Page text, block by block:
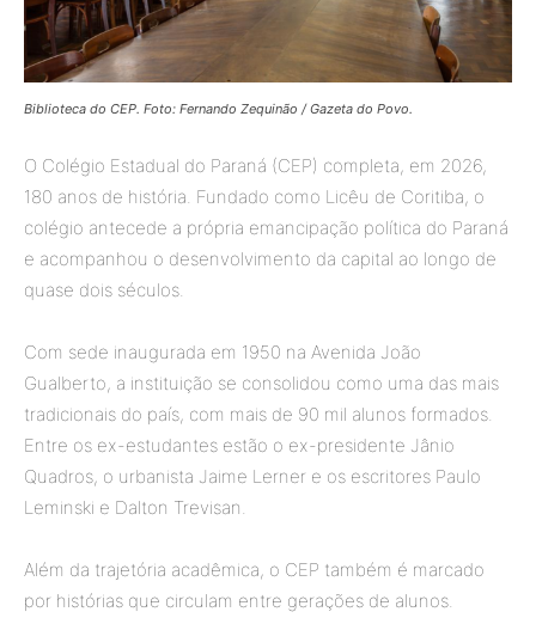
Biblioteca do CEP. Foto: Fernando Zequinão / Gazeta do Povo.
O Colégio Estadual do Paraná (CEP) completa, em 2026,
180 anos de história. Fundado como Licêu de Coritiba, o
colégio antecede a própria emancipação política do Paraná
e acompanhou o desenvolvimento da capital ao longo de
quase dois séculos.
Com sede inaugurada em 1950 na Avenida João
Gualberto, a instituição se consolidou como uma das mais
tradicionais do país, com mais de 90 mil alunos formados.
Entre os ex-estudantes estão o ex-presidente Jânio
Quadros, o urbanista Jaime Lerner e os escritores Paulo
Leminski e Dalton Trevisan.
Além da trajetória acadêmica, o CEP também é marcado
por histórias que circulam entre gerações de alunos.